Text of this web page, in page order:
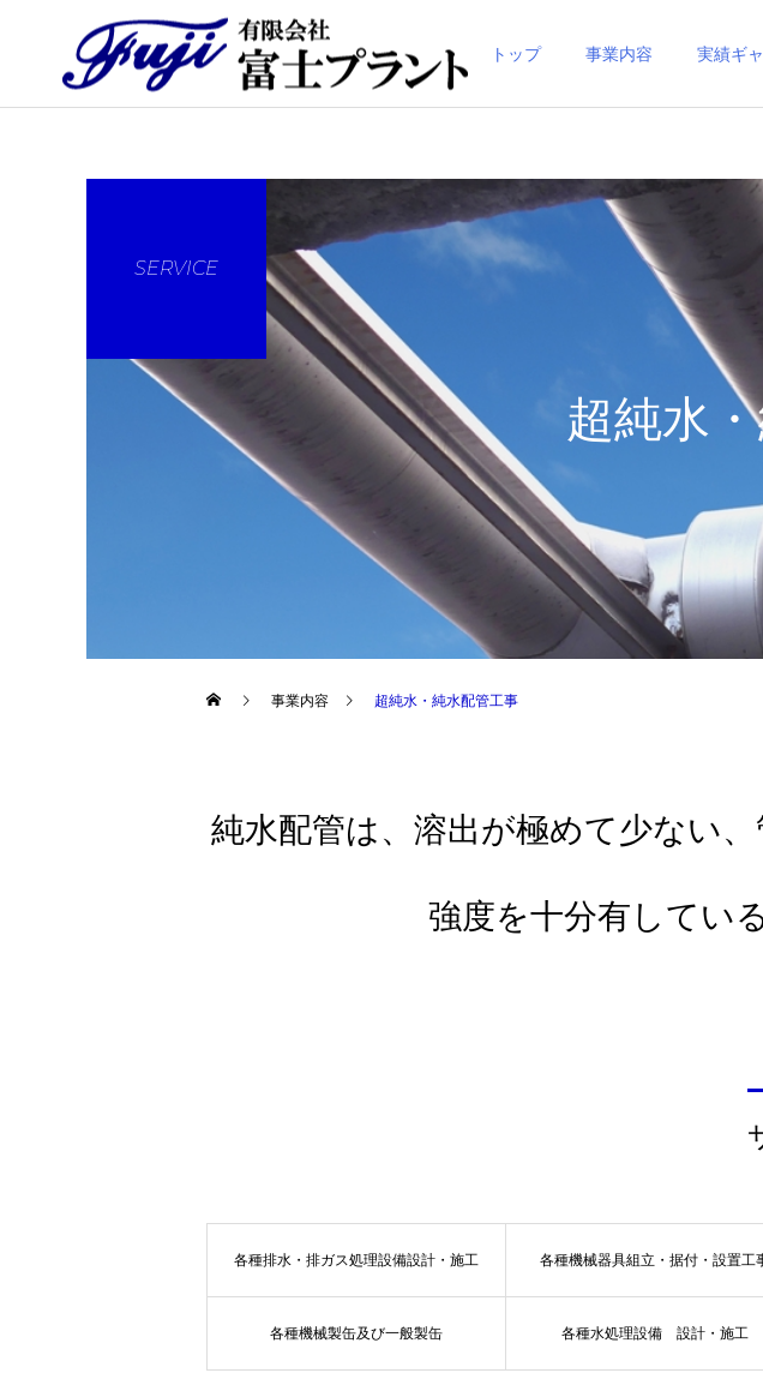
トップ 事業内容 実績ギ
超純水
SERVICE
事業内容 超純水・純水配管工事
純水配管は、溶出が極めて少ない
強度を十分有してい
各種排水・排ガス処理設備設計・施工 各種機械器具組立・据付・設置工
各種機械製缶及び一般製缶 各種水処理設備 設計・施工